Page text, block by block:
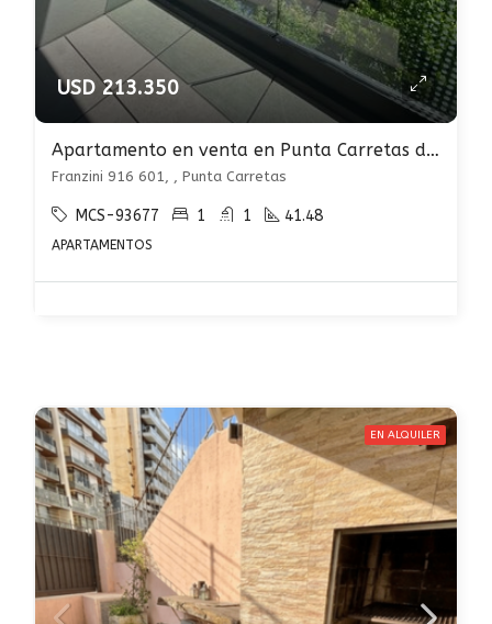
USD 213.350
Apartamento en venta en Punta Carretas de 1 dormitorio a estrenar
Franzini 916 601, , Punta Carretas
MCS-93677 1 1 41.48
APARTAMENTOS
EN ALQUILER